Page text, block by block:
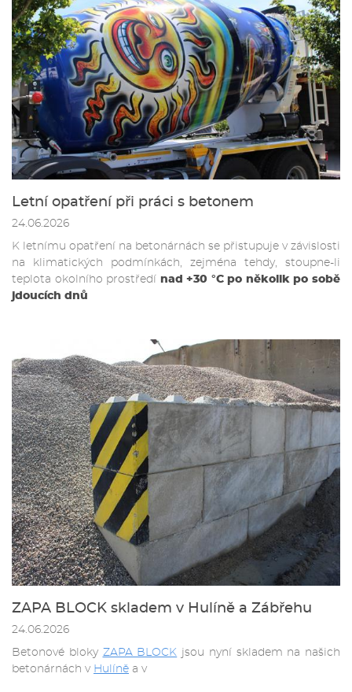
Letní opatření při práci s betonem
24.06.2026
K letnímu opatření na betonárnách se přistupuje v závislosti
na klimatických podmínkách, zejména tehdy, stoupne-li
teplota okolního prostředí nad +30 °C po několik po sobě
jdoucích dnů
ZAPA BLOCK skladem v Hulíně a Zábřehu
24.06.2026
Betonové bloky ZAPA BLOCK jsou nyní skladem na našich
betonárnách v Hulíně a v